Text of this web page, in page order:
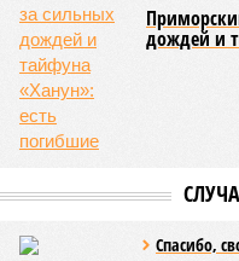
дождей и
Спасибо,